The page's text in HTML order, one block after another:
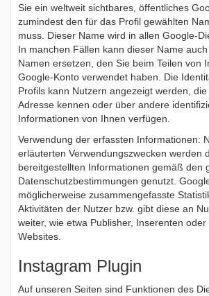
Sie ein weltweit sichtbares, öffentliches
zumindest den für das Profil gewählten
muss. Dieser Name wird in allen Google-
In manchen Fällen kann dieser Name
Namen ersetzen, den Sie beim Teilen von
Google-Konto verwendet haben. Die
Profils kann Nutzern angezeigt werden,
Adresse kennen oder über andere
Informationen von Ihnen verfügen.
Verwendung der erfassten Informationen:
erläuterten Verwendungszwecken werden
bereitgestellten Informationen gemäß den
Datenschutzbestimmungen genutzt.
möglicherweise zusammengefasste
Aktivitäten der Nutzer bzw. gibt diese an
weiter, wie etwa Publisher, Inserenten
Websites.
Instagram Plugin
Auf unseren Seiten sind Funktionen des